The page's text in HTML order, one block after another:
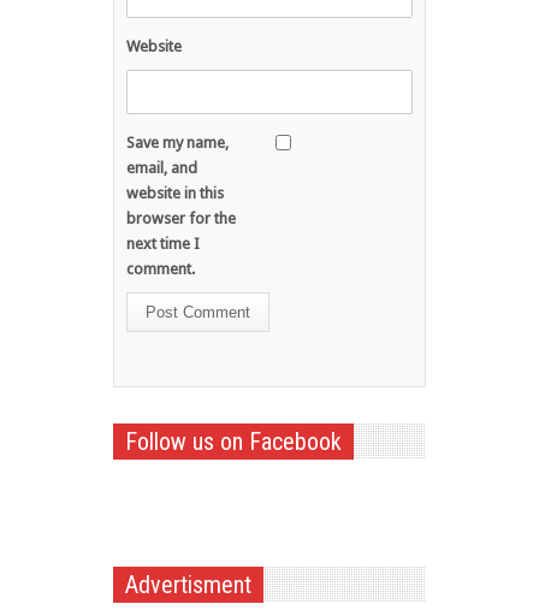
Website
Save my name,
email, and
website in this
browser for the
next time I
comment.
Follow us on Facebook
Advertisment